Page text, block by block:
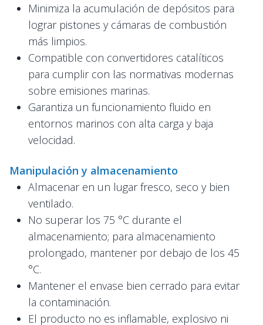
Minimiza la acumulación de depósitos para
lograr pistones y cámaras de combustión
más limpios.
Compatible con convertidores catalíticos
para cumplir con las normativas modernas
sobre emisiones marinas.
Garantiza un funcionamiento fluido en
entornos marinos con alta carga y baja
velocidad.
Manipulación y almacenamiento
Almacenar en un lugar fresco, seco y bien
ventilado.
No superar los 75 °C durante el
almacenamiento; para almacenamiento
prolongado, mantener por debajo de los 45
°C.
Mantener el envase bien cerrado para evitar
la contaminación.
El producto no es inflamable, explosivo ni